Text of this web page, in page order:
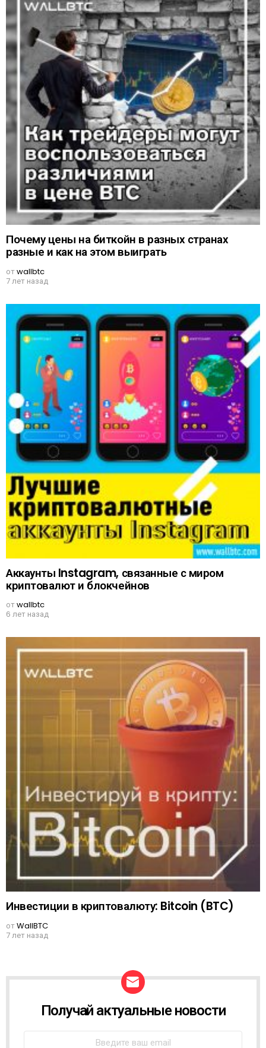
Почему цены на биткойн в разных странах
разные и как на этом выиграть
отwallbtc
7 лет назад
Аккаунты Instagram, связанные с миром
криптовалют и блокчейнов
отwallbtc
6 лет назад
Инвестиции в криптовалюту: Bitcoin (BTC)
отWallBTC
7 лет назад
W
Получай актуальные новости